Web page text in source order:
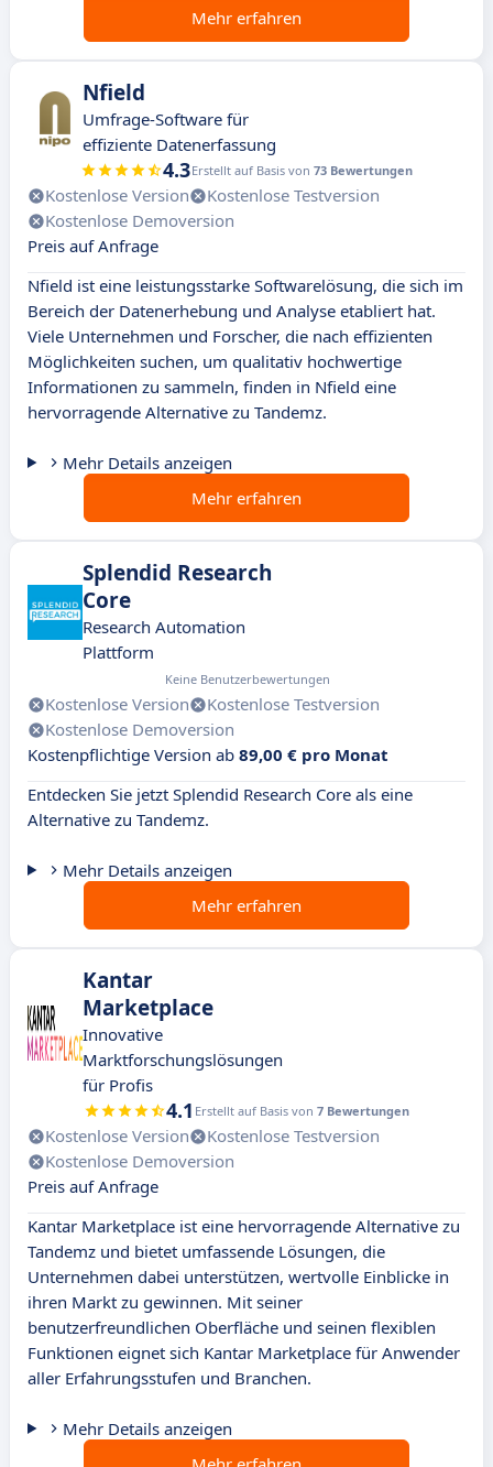
Mehr erfahren
Nfield
Umfrage-Software für
effiziente Datenerfassung
4.3Erstellt auf Basis von 73 Bewertungen
Kostenlose Version
Kostenlose Testversion
Kostenlose Demoversion
Preis auf Anfrage
Nfield ist eine leistungsstarke Softwarelösung, die sich im
Bereich der Datenerhebung und Analyse etabliert hat.
Viele Unternehmen und Forscher, die nach effizienten
Möglichkeiten suchen, um qualitativ hochwertige
Informationen zu sammeln, finden in Nfield eine
hervorragende Alternative zu Tandemz.
Mehr Details anzeigen
Mehr erfahren
Splendid Research
Core
Research Automation
Plattform
Keine Benutzerbewertungen
Kostenlose Version
Kostenlose Testversion
Kostenlose Demoversion
Kostenpflichtige Version ab 89,00 € pro Monat
Entdecken Sie jetzt Splendid Research Core als eine
Alternative zu Tandemz.
Mehr Details anzeigen
Mehr erfahren
Kantar
Marketplace
Innovative
Marktforschungslösungen
für Profis
4.1 Erstellt auf Basis von 7 Bewertungen
Kostenlose Version
Kostenlose Testversion
Kostenlose Demoversion
Preis auf Anfrage
Kantar Marketplace ist eine hervorragende Alternative zu
Tandemz und bietet umfassende Lösungen, die
Unternehmen dabei unterstützen, wertvolle Einblicke in
ihren Markt zu gewinnen. Mit seiner
benutzerfreundlichen Oberfläche und seinen flexiblen
Funktionen eignet sich Kantar Marketplace für Anwender
aller Erfahrungsstufen und Branchen.
Mehr Details anzeigen